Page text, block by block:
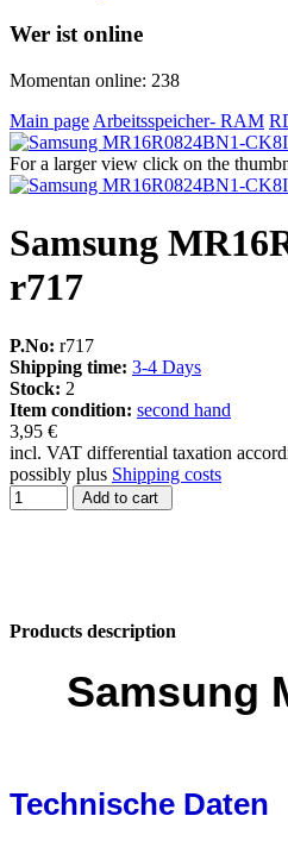
Wer ist online
Momentan online: 238
Main page Arbeitsspeicher- RAM
For a larger view click on the
Samsung
r717
P.No: r717
Shipping time: 3-4 Days
Stock: 2
Item condition: second hand
3,95 €
incl. VAT differential taxation
possibly plus Shipping costs
Add to cart
Products description
Samsung
Technische Daten